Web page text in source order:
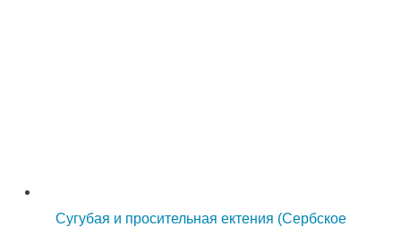
Сугубая и просительная ектения (Сербское